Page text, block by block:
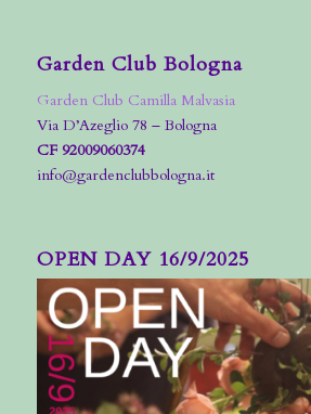
Garden Club Bologna
Garden Club Camilla Malvasia
Via D’Azeglio 78 – Bologna
CF 92009060374
info@gardenclubbologna.it
OPEN DAY 16/9/2025